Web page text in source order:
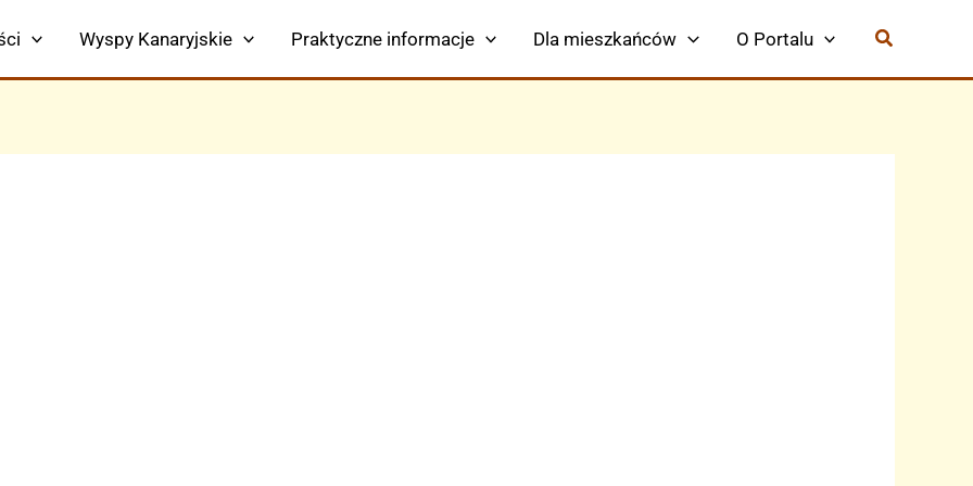
Wyspy Kanaryjskie Praktyczne informacje Dla mieszkańców O Portalu